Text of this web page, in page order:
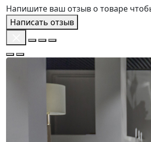
Напишите ваш отзыв о товаре
Написать отзыв